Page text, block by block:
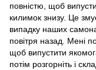
повністю, щоб
килимок знизу. Це
випадку наших
повітря назад. Мені
щоб випустити
потім розгорніть і